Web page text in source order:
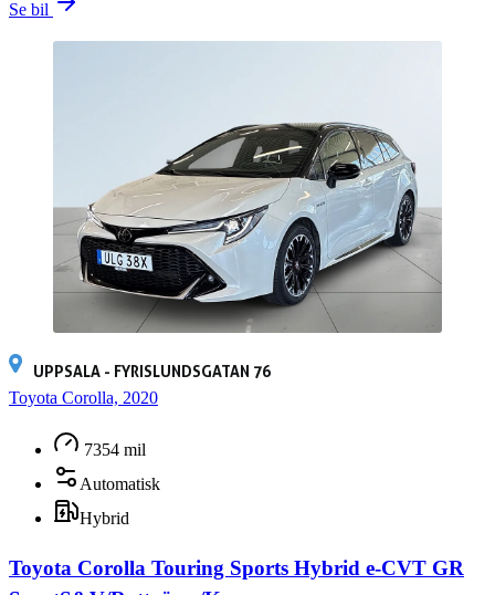
Se bil
UPPSALA - FYRISLUNDSGATAN 76
Toyota Corolla, 2020
7354 mil
Automatisk
Hybrid
Toyota Corolla Touring Sports Hybrid e-CVT GR